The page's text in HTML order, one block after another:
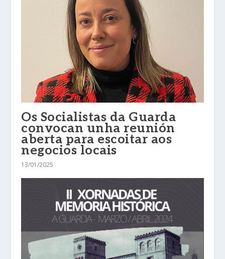
Os Socialistas da Guarda
convocan unha reunión
aberta para escoitar aos
negocios locais
13/01/2025